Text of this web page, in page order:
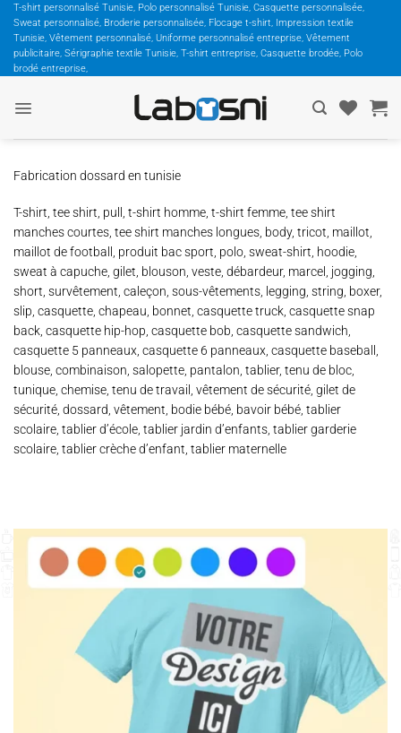
Passer
contenu
T-shirt personnalisé Tunisie, Polo personnalisé Tunisie, Casquette personnalisée,
Sweat personnalisé, Broderie personnalisée, Flocage t-shirt, Impression textile
Tunisie, Vêtement personnalisé, Uniforme personnalisé entreprise, Vêtement
publicitaire, Sérigraphie textile Tunisie, T-shirt entreprise, Casquette brodée, Polo
brodé entreprise,
Fabrication dossard en tunisie
T-shirt, tee shirt, pull, t-shirt homme, t-shirt femme, tee shirt
manches courtes, tee shirt manches longues, body, tricot, maillot,
maillot de football, produit bac sport, polo, sweat-shirt, hoodie,
sweat à capuche, gilet, blouson, veste, débardeur, marcel, jogging,
short, survêtement, caleçon, sous-vêtements, legging, string, boxer,
slip, casquette, chapeau, bonnet, casquette truck, casquette snap
back, casquette hip-hop, casquette bob, casquette sandwich,
casquette 5 panneaux, casquette 6 panneaux, casquette baseball,
blouse, combinaison, salopette, pantalon, tablier, tenu de bloc,
tunique, chemise, tenu de travail, vêtement de sécurité, gilet de
sécurité, dossard, vêtement, bodie bébé, bavoir bébé, tablier
scolaire, tablier d’école, tablier jardin d’enfants, tablier garderie
scolaire, tablier crèche d’enfant, tablier maternelle